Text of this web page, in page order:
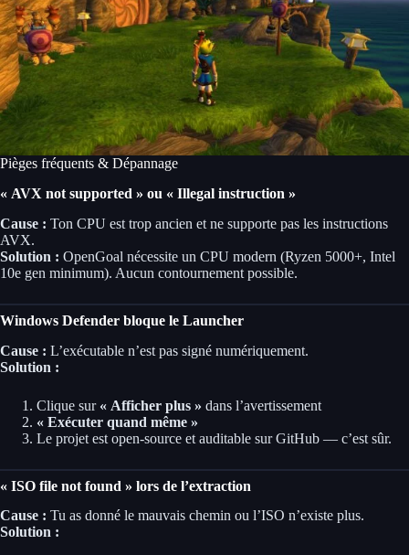
Pièges fréquents & Dépannage
« AVX not supported » ou « Illegal instruction »
Cause : Ton CPU est trop ancien et ne supporte pas les instructions
AVX.
Solution : OpenGoal nécessite un CPU modern (Ryzen 5000+, Intel
10e gen minimum). Aucun contournement possible.
Windows Defender bloque le Launcher
Cause : L’exécutable n’est pas signé numériquement.
Solution :
Clique sur « Afficher plus » dans l’avertissement
« Exécuter quand même »
Le projet est open-source et auditable sur GitHub — c’est sûr.
« ISO file not found » lors de l’extraction
Cause : Tu as donné le mauvais chemin ou l’ISO n’existe plus.
Solution :